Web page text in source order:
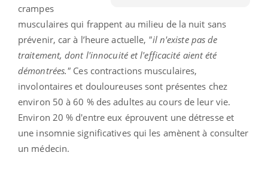
crampes
musculaires qui frappent au milieu de la nuit sans
prévenir, car à l’heure actuelle, "il n'existe pas de
traitement, dont l'innocuité et l'efficacité aient été
démontrées." Ces contractions musculaires,
involontaires et douloureuses sont présentes chez
environ 50 à 60 % des adultes au cours de leur vie.
Environ 20 % d'entre eux éprouvent une détresse et
une insomnie significatives qui les amènent à consulter
un médecin.